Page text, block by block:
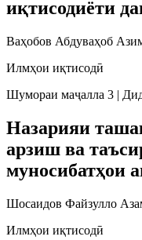
иқтисодиёти
Ваҳобов Абдуваҳоб
Илмҳои иқтисодӣ
Шумораи маҷалла 3 |
Назарияи
арзиш ва
муносибатҳои
Шосаидов Файзулло
Илмҳои иқтисодӣ